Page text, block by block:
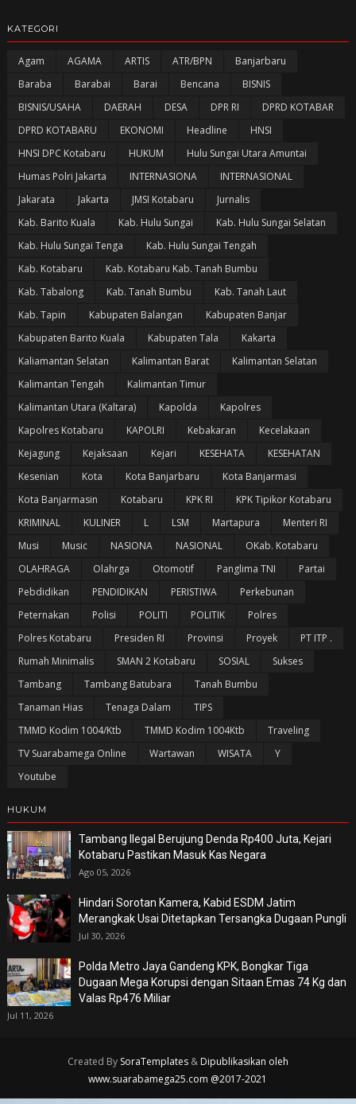
KATEGORI
Agam AGAMA ARTIS ATR/BPN
Banjarbaru
Baraba
Barabai Barai Bencana
BISNIS
BISNIS/USAHA
DAERAH DESA DPR RI
DPRD KOTABAR
DPRD KOTABARU
EKONOMI Headline
HNSI
HNSI DPC Kotabaru
HUKUM
Hulu Sungai Utara Amuntai
Humas Polri Jakarta
INTERNASIONA
INTERNASIONAL
Jakarata
Jakarta JMSI Kotabaru
Jurnalis
Kab. Barito Kuala
Kab. Hulu Sungai
Kab. Hulu Sungai Selatan
Kab. Hulu Sungai Tenga
Kab. Hulu Sungai Tengah
Kab. Kotabaru
Kab. Kotabaru Kab. Tanah Bumbu
Kab. Tabalong
Kab. Tanah Bumbu
Kab. Tanah Laut
Kab. Tapin
Kabupaten Balangan
Kabupaten Banjar
Kabupaten Barito Kuala
Kabupaten Tala
Kakarta
Kaliamantan Selatan
Kalimantan Barat
Kalimantan Selatan
Kalimantan Tengah
Kalimantan Timur
Kalimantan Utara (Kaltara)
Kapolda
Kapolres
Kapolres Kotabaru
KAPOLRI Kebakaran
Kecelakaan
Kejagung
Kejaksaan Kejari KESEHATA
KESEHATAN
Kesenian
Kota Kota Banjarbaru
Kota Banjarmasi
Kota Banjarmasin
Kotabaru KPK RI
KPK Tipikor Kotabaru
KRIMINAL
KULINER L LSM Martapura
Menteri RI
Musi
Music NASIONA NASIONAL
OKab. Kotabaru
OLAHRAGA
Olahrga Otomotif Panglima TNI
Partai
Pebdidikan
PENDIDIKAN PERISTIWA
Perkebunan
Peternakan
Polisi POLITI POLITIK
Polres
Polres Kotabaru
Presiden RI Provinsi Proyek
PT ITP .
Rumah Minimalis
SMAN 2 Kotabaru SOSIAL
Sukses
Tambang
Tambang Batubara
Tanah Bumbu
Tanaman Hias
Tenaga Dalam
TIPS
TMMD Kodim 1004/Ktb
TMMD Kodim 1004Ktb
Traveling
TV Suarabamega Online
Wartawan WISATA
Y
Youtube
HUKUM
Tambang Ilegal Berujung Denda Rp400 Juta, Kejari
Kotabaru Pastikan Masuk Kas Negara
Ago 05, 2026
Hindari Sorotan Kamera, Kabid ESDM Jatim
Merangkak Usai Ditetapkan Tersangka Dugaan Pungli
Jul 30, 2026
Polda Metro Jaya Gandeng KPK, Bongkar Tiga
Dugaan Mega Korupsi dengan Sitaan Emas 74 Kg dan
Valas Rp476 Miliar
Jul 11, 2026
Created By SoraTemplates& Dipublikasikan oleh
www.suarabamega25.com @2017-2021